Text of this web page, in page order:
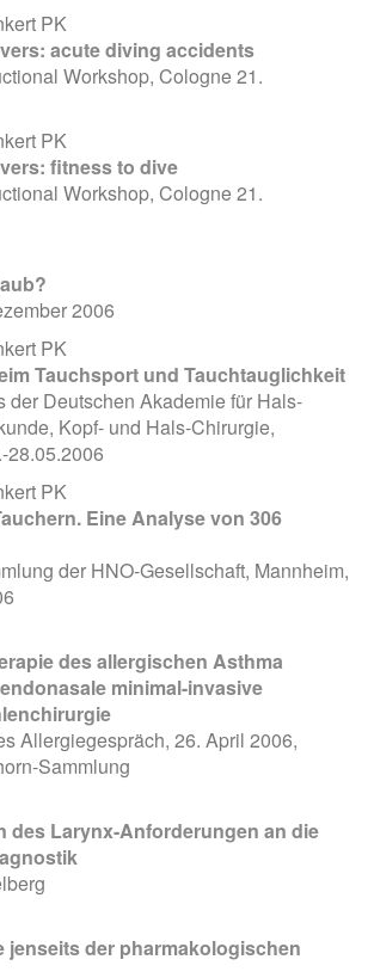
PK
acute diving accidents
Workshop, Cologne 21.
PK
fitness to dive
Workshop, Cologne 21.
2006
PK
Tauchsport und Tauchtauglichkeit
der Deutschen Akademie für Hals-
Kopf- und Hals-Chirurgie,
28.05.2006
PK
Eine Analyse von 306
der HNO-Gesellschaft, Mannheim,
des allergischen Asthma
minimal-invasive
Allergiegespräch, 26. April 2006,
Sammlung
des Larynx-Anforderungen an die
jenseits der pharmakologischen